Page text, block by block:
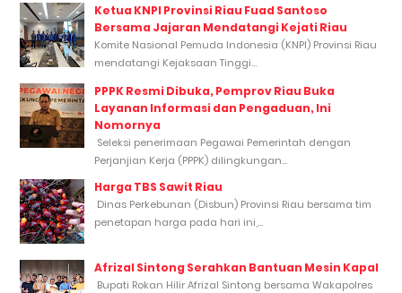
Ketua KNPI Provinsi Riau Fuad Santoso
Bersama Jajaran Mendatangi Kejati Riau
Komite Nasional Pemuda Indonesia (KNPI) Provinsi Riau
mendatangi Kejaksaan Tinggi...
PPPK Resmi Dibuka, Pemprov Riau Buka
Layanan Informasi dan Pengaduan, Ini
Nomornya
Seleksi penerimaan Pegawai Pemerintah dengan
Perjanjian Kerja (PPPK) dilingkungan...
Harga TBS Sawit Riau
Dinas Perkebunan (Disbun) Provinsi Riau bersama tim
penetapan harga pada hari ini,...
Afrizal Sintong Serahkan Bantuan Mesin Kapal
Bupati Rokan Hilir Afrizal Sintong bersama Wakapolres